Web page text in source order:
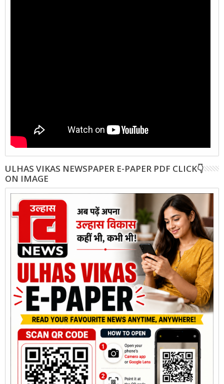
ULHAS VIKAS NEWSPAPER E-PAPER PDF CLICK👇
ON IMAGE